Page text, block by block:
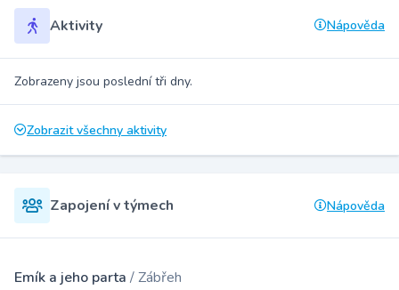
Aktivity Nápověda
Zobrazeny jsou poslední tři dny.
Zobrazit všechny aktivity
Zapojení v týmech Nápověda
Emík a jeho parta / Zábřeh